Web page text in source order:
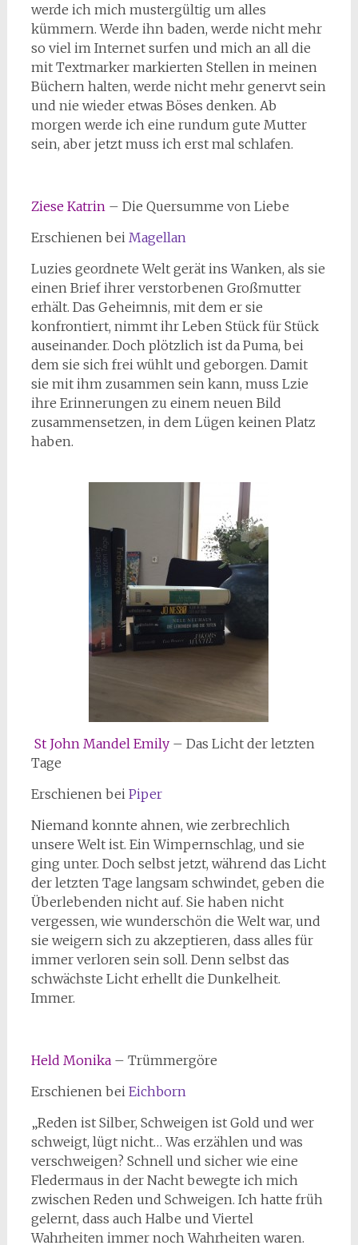
werde ich mich mustergültig um alles
kümmern. Werde ihn baden, werde nicht mehr
so viel im Internet surfen und mich an all die
mit Textmarker markierten Stellen in meinen
Büchern halten, werde nicht mehr genervt sein
und nie wieder etwas Böses denken. Ab
morgen werde ich eine rundum gute Mutter
sein, aber jetzt muss ich erst mal schlafen.
Ziese Katrin – Die Quersumme von Liebe
Erschienen bei Magellan
Luzies geordnete Welt gerät ins Wanken, als sie
einen Brief ihrer verstorbenen Großmutter
erhält. Das Geheimnis, mit dem er sie
konfrontiert, nimmt ihr Leben Stück für Stück
auseinander. Doch plötzlich ist da Puma, bei
dem sie sich frei wühlt und geborgen. Damit
sie mit ihm zusammen sein kann, muss Lzie
ihre Erinnerungen zu einem neuen Bild
zusammensetzen, in dem Lügen keinen Platz
haben.
St John Mandel Emily– Das Licht der letzten
Tage
Erschienen bei Piper
Niemand konnte ahnen, wie zerbrechlich
unsere Welt ist. Ein Wimpernschlag, und sie
ging unter. Doch selbst jetzt, während das Licht
der letzten Tage langsam schwindet, geben die
Überlebenden nicht auf. Sie haben nicht
vergessen, wie wunderschön die Welt war, und
sie weigern sich zu akzeptieren, dass alles für
immer verloren sein soll. Denn selbst das
schwächste Licht erhellt die Dunkelheit.
Immer.
Held Monika– Trümmergöre
Erschienen bei Eichborn
„Reden ist Silber, Schweigen ist Gold und wer
schweigt, lügt nicht… Was erzählen und was
verschweigen? Schnell und sicher wie eine
Fledermaus in der Nacht bewegte ich mich
zwischen Reden und Schweigen. Ich hatte früh
gelernt, dass auch Halbe und Viertel
Wahrheiten immer noch Wahrheiten waren.